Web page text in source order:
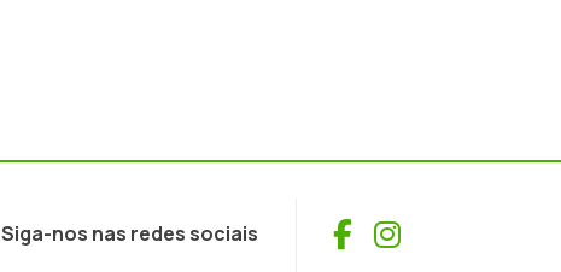
Siga-nos nas redes sociais Facebook
Instagram